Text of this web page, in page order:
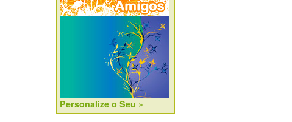
Personalize o Seu »